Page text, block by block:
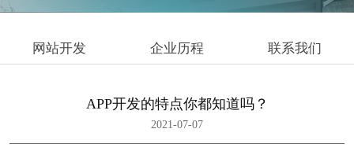
网站开发 企业历程 联系我们
APP开发的特点你都知道吗？
2021-07-07